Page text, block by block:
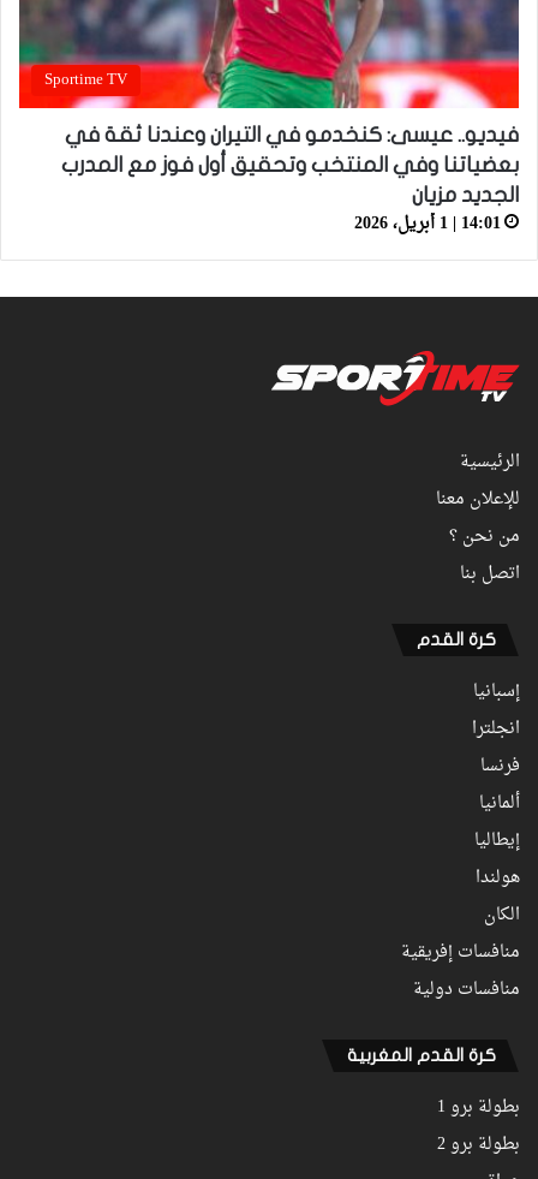
Sportime TV
فيديو.. عيسى: كنخدمو في التيران وعندنا ثقة في
بعضياتنا وفي المنتخب وتحقيق أول فوز مع المدرب
الجديد مزيان
14:01 | 1 أبريل، 2026
الرئيسية
للإعلان معنا
من نحن ؟
اتصل بنا
كرة القدم
إسبانيا
انجلترا
فرنسا
ألمانيا
إيطاليا
هولندا
الكان
منافسات إفريقية
منافسات دولية
كرة القدم المغربية
بطولة برو 1
بطولة برو 2